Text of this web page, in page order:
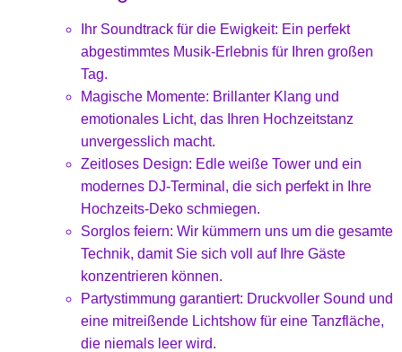
Ihr Soundtrack für die Ewigkeit: Ein perfekt
abgestimmtes Musik-Erlebnis für Ihren großen
Tag.
Magische Momente: Brillanter Klang und
emotionales Licht, das Ihren Hochzeitstanz
unvergesslich macht.
Zeitloses Design: Edle weiße Tower und ein
modernes DJ-Terminal, die sich perfekt in Ihre
Hochzeits-Deko schmiegen.
Sorglos feiern: Wir kümmern uns um die gesamte
Technik, damit Sie sich voll auf Ihre Gäste
konzentrieren können.
Partystimmung garantiert: Druckvoller Sound und
eine mitreißende Lichtshow für eine Tanzfläche,
die niemals leer wird.